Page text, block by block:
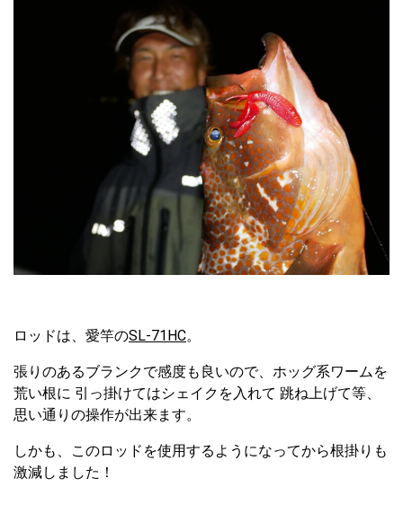
ロッドは、愛竿のSL-71HC。
張りのあるブランクで感度も良いので、ホッグ系ワームを
荒い根に 引っ掛けてはシェイクを入れて 跳ね上げて等、
思い通りの操作が出来ます。
しかも、このロッドを使用するようになってから根掛りも
激減しました！